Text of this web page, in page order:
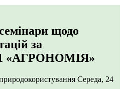
щодо
за
«АГРОНОМІЯ»
Середа, 24